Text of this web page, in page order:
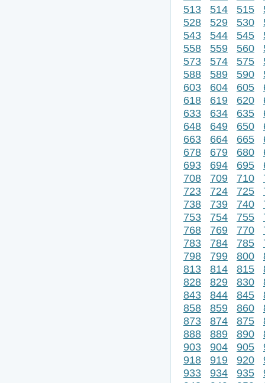
513
514 515
528
529 530
543
544 545
558
559 560
573
574 575
588
589 590
603
604 605
618
619 620
633
634 635
648
649 650
663
664 665
678
679 680
693
694 695
708
709 710
723
724 725
738
739 740
753
754 755
768
769 770
783
784 785
798
799 800
813
814 815
828
829 830
843
844 845
858
859 860
873
874 875
888
889 890
903
904 905
918
919 920
933
934 935